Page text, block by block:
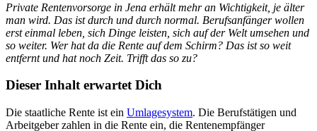
Private Rentenvorsorge in Jena erhält mehr an Wichtigkeit, je älter
man wird. Das ist durch und durch normal. Berufsanfänger wollen
erst einmal leben, sich Dinge leisten, sich auf der Welt umsehen und
so weiter. Wer hat da die Rente auf dem Schirm? Das ist so weit
entfernt und hat noch Zeit. Trifft das so zu?
Dieser Inhalt erwartet Dich
Die staatliche Rente ist ein Umlagesystem. Die Berufstätigen und
Arbeitgeber zahlen in die Rente ein, die Rentenempfänger